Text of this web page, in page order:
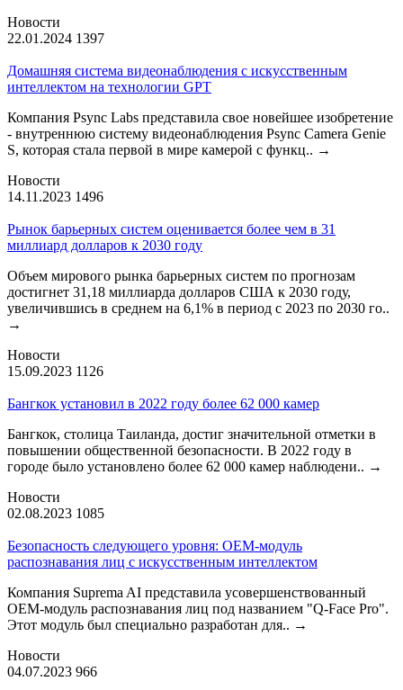
Новости
22.01.2024 1397
Домашняя система видеонаблюдения с искусственным
интеллектом на технологии GPT
Компания Psync Labs представила свое новейшее изобретение
- внутреннюю систему видеонаблюдения Psync Camera Genie
S, которая стала первой в мире камерой с функц.. →
Новости
14.11.2023 1496
Рынок барьерных систем оценивается более чем в 31
миллиард долларов к 2030 году
Объем мирового рынка барьерных систем по прогнозам
достигнет 31,18 миллиарда долларов США к 2030 году,
увеличившись в среднем на 6,1% в период с 2023 по 2030 го..
→
Новости
15.09.2023 1126
Бангкок установил в 2022 году более 62 000 камер
Бангкок, столица Таиланда, достиг значительной отметки в
повышении общественной безопасности. В 2022 году в
городе было установлено более 62 000 камер наблюдени.. →
Новости
02.08.2023 1085
Безопасность следующего уровня: OEM-модуль
распознавания лиц с искусственным интеллектом
Компания Suprema AI представила усовершенствованный
OEM-модуль распознавания лиц под названием "Q-Face Pro".
Этот модуль был специально разработан для.. →
Новости
04.07.2023 966